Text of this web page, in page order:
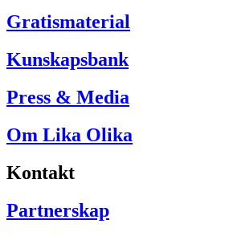
Gratismaterial
Kunskapsbank
Press & Media
Om Lika Olika
Kontakt
Partnerskap